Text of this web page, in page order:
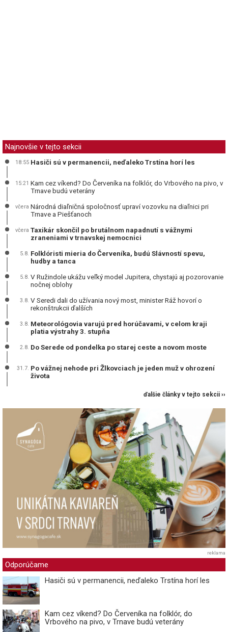
Najnovšie v tejto sekcii
18:55 Hasiči sú v permanencii, neďaleko Trstína horí les
15:21 Kam cez víkend? Do Červeníka na folklór, do Vrbového na pivo, v
Trnave budú veterány
včera Národná diaľničná spoločnosť upraví vozovku na diaľnici pri
Trnave a Piešťanoch
včera Taxikár skončil po brutálnom napadnutí s vážnymi
zraneniami v trnavskej nemocnici
5.8. Folklóristi mieria do Červeníka, budú Slávností spevu,
hudby a tanca
5.8. V Ružindole ukážu veľký model Jupitera, chystajú aj pozorovanie
nočnej oblohy
3.8. V Seredi dali do užívania nový most, minister Ráž hovorí o
rekonštrukcii ďalších
3.8. Meteorológovia varujú pred horúčavami, v celom kraji
platia výstrahy 3. stupňa
2.8. Do Serede od pondelka po starej ceste a novom moste
31.7. Po vážnej nehode pri Žlkovciach je jeden muž v ohrození
života
ďalšie články v tejto sekcii ››
reklama
Odporúčame
Hasiči sú v permanencii, neďaleko Trstína horí les
Kam cez víkend? Do Červeníka na folklór, do
Vrbového na pivo, v Trnave budú veterány